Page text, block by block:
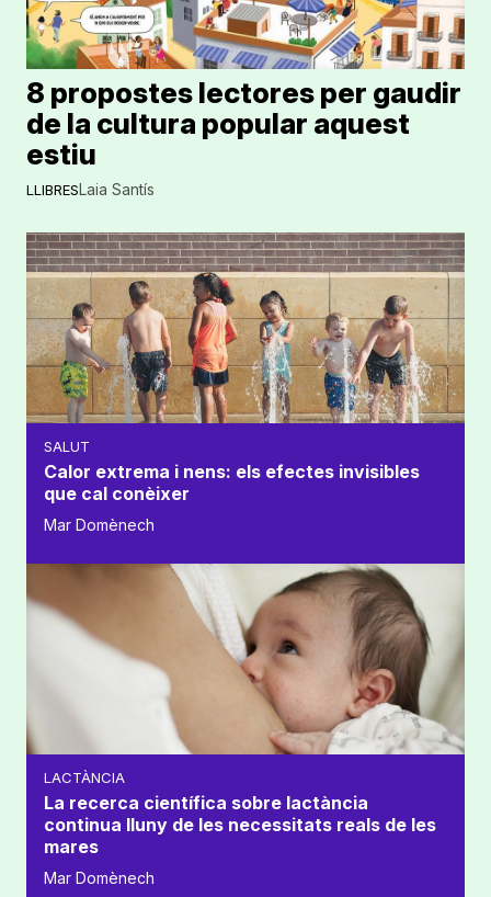
LLIBRES
8 propostes lectores per gaudir
de la cultura popular aquest
estiu
Laia Santís
SALUT
Calor extrema i nens: els efectes invisibles
que cal conèixer
Mar Domènech
LACTÀNCIA
La recerca científica sobre lactància
continua lluny de les necessitats reals de les
mares
Mar Domènech